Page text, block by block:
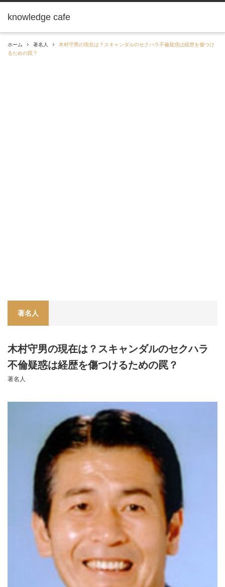
knowledge cafe
ホーム 著名人
木村守男の現在は？スキャンダルのセクハラ不倫疑惑は経歴を傷つけ
るための罠？
著名人
木村守男の現在は？スキャンダルのセクハラ
不倫疑惑は経歴を傷つけるための罠？
著名人